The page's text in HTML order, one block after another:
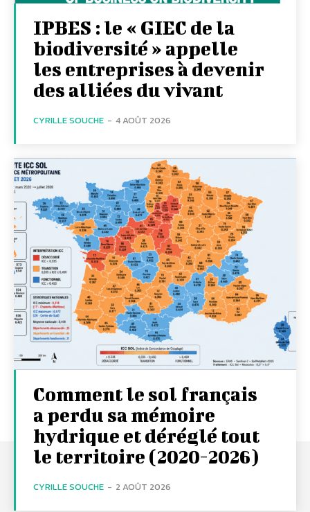
IPBES : le « GIEC de la
biodiversité » appelle
les entreprises à devenir
des alliées du vivant
CYRILLE SOUCHE - 4 AOÛT 2026
Comment le sol français
a perdu sa mémoire
hydrique et déréglé tout
le territoire (2020-2026)
CYRILLE SOUCHE - 2 AOÛT 2026